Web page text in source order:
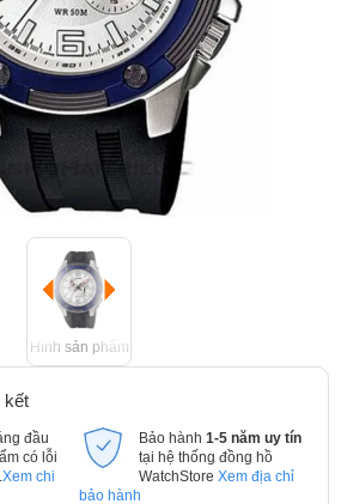
Hình sản phẩm
kết
đầu
có lỗi
Xem chi
Bảo hành 1-5 năm uy tín
tại hệ thống đồng hồ
WatchStore Xem địa chỉ
bảo hành